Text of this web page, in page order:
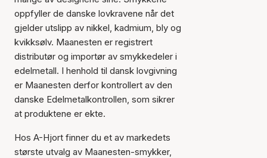
oppfyller de danske lovkravene når det
gjelder utslipp av nikkel, kadmium, bly og
kvikksølv. Maanesten er registrert
distributør og importør av smykkedeler i
edelmetall. I henhold til dansk lovgivning
er Maanesten derfor kontrollert av den
danske Edelmetalkontrollen, som sikrer
at produktene er ekte.
Hos A-Hjort finner du et av markedets
største utvalg av Maanesten-smykker,